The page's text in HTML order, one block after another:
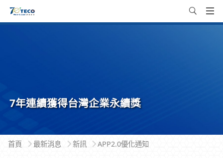
7年連續獲得台灣企業永續獎
首頁 最新消息 新訊 APP2.0優化通知